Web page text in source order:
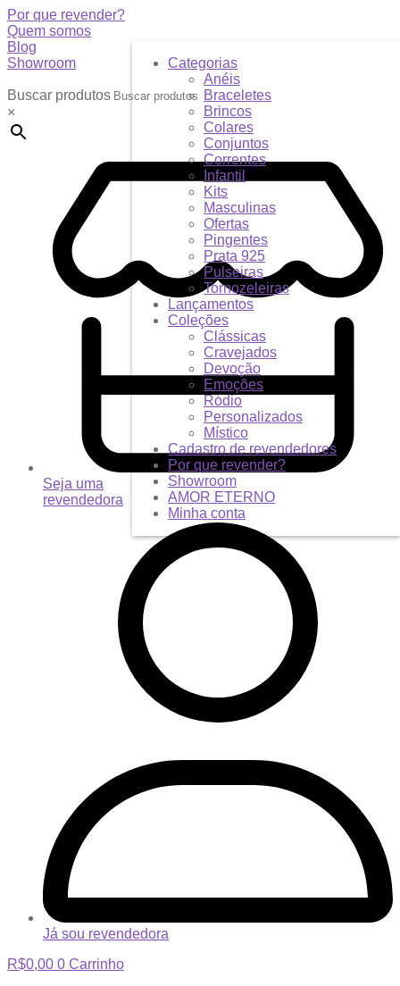
Por que revender?
Quem somos
Blog
Showroom
Buscar produtos
×
Seja uma
revendedora
Já sou revendedora
R$0,00 0 Carrinho
Categorias
Anéis
Braceletes
Brincos
Colares
Conjuntos
Correntes
Infantil
Kits
Masculinas
Ofertas
Pingentes
Prata 925
Pulseiras
Tornozeleiras
Lançamentos
Coleções
Clássicas
Cravejados
Devoção
Emoções
Ródio
Personalizados
Místico
Cadastro de revendedores
Por que revender?
Showroom
AMOR ETERNO
Minha conta